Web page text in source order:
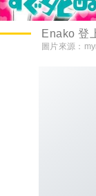
Enako 登
圖片來源：